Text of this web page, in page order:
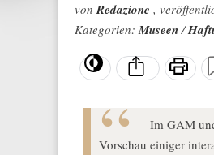
vonRedazione ,
Kategorien:Museen/
Im GAM
Vorschau einiger